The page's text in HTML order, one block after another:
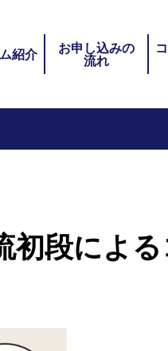
紹介 お申し込みの
流れ
初段によ